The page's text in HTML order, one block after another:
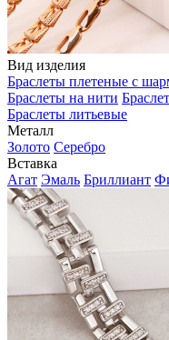
Вид изделия
Браслеты плетеные с
Браслеты на нити
Браслеты литьевые
Металл
Золото Серебро
Вставка
Агат Эмаль Бриллиант